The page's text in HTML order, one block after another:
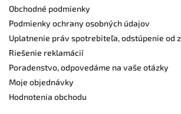
Obchodné podmienky
Podmienky ochrany osobných údajov
Uplatnenie práv spotrebiteľa, odstúpenie od
Riešenie reklamácií
Poradenstvo, odpovedáme na vaše otázky
Moje objednávky
Hodnotenia obchodu